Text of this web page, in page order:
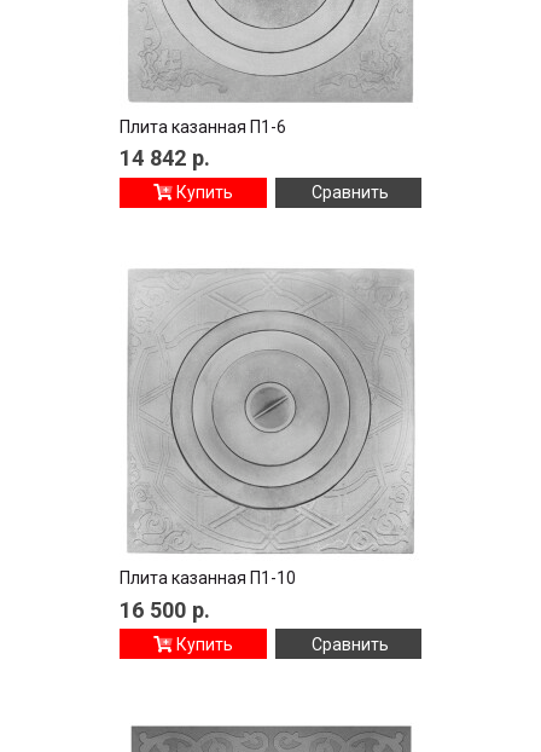
Плита казанная П1-6
14 842 р.
Купить Сравнить
Плита казанная П1-10
16 500 р.
Купить Сравнить